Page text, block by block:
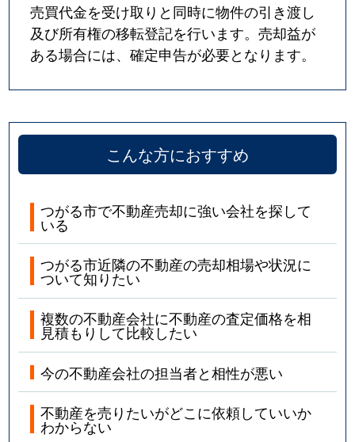
売買代金を受け取りと同時に物件の引き渡し
及び所有権の移転登記を行います。売却益が
ある場合には、確定申告が必要となります。
こんな方におすすめ
つがる市で不動産売却に強い会社を探して
いる
つがる市近隣の不動産の売却相場や状況に
ついて知りたい
複数の不動産会社に不動産の査定価格を相
見積もりして比較したい
今の不動産会社の担当者と相性が悪い
不動産を売りたいがどこに依頼していいか
わからない